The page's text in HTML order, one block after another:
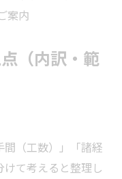
案内
（内訳・範
間（工数）」「諸経
て考えると整理し